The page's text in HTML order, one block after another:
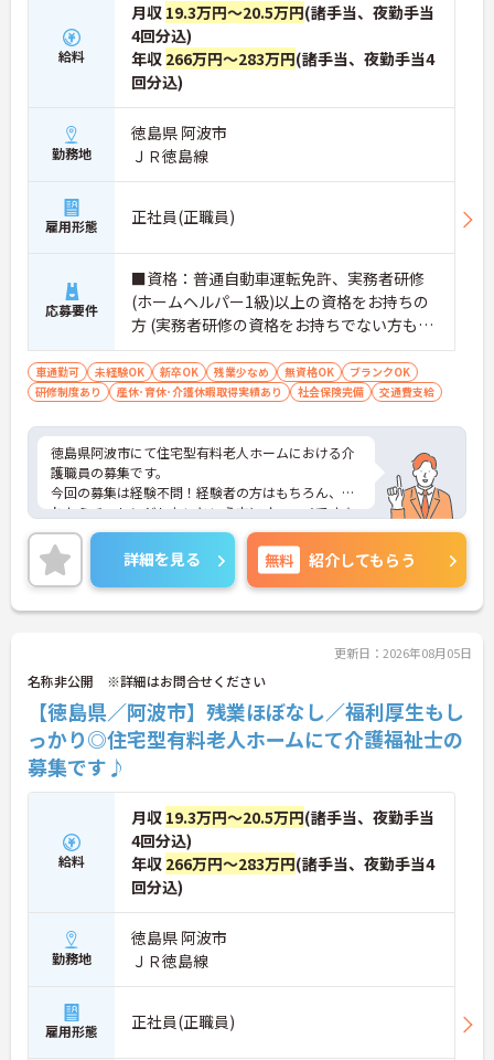
給料
月収 19.3万円～20.5万円(諸手当、夜勤手当
4回分込)
年収 266万円～283万円(諸手当、夜勤手当4
回分込)
勤務地
徳島県 阿波市
ＪＲ徳島線
雇用形態 正社員(正職員)
応募要件
■資格：普通自動車運転免許、実務者研修
(ホームヘルパー1級)以上の資格をお持ちの
方 (実務者研修の資格をお持ちでない方もご
応募可能です) ■経験：不問
車通勤可 未経験OK 新卒OK 残業少なめ 無資格OK
ブランクOK
研修制度あり
産休･育休･介護休暇取得実績あり 社会保険完備 交通費支給
徳島県阿波市にて住宅型有料老人ホームにおける介
護職員の募集です。
今回の募集は経験不問！経験者の方はもちろん、こ
れからチャレンジしたいという方にオススメです★
福利厚生が充実しているので、安心して、長く働い
て頂けますよ♪
またマイカー通勤OK 無料駐車場完備なので、通勤
のストレスが少ないのも嬉しいポイントです。
ご興味ある方には、面接対策ポイントなど、詳細を
詳細を見る 無料 紹介してもらう
更新日：2026年08月05日
名称非公開 ※詳細はお問合せください
【徳島県／阿波市】残業ほぼなし／福利厚生もし
っかり◎住宅型有料老人ホームにて介護福祉士の
募集です♪
給料
月収 19.3万円～20.5万円(諸手当、夜勤手当
4回分込)
年収 266万円～283万円(諸手当、夜勤手当4
回分込)
勤務地
徳島県 阿波市
ＪＲ徳島線
雇用形態 正社員(正職員)